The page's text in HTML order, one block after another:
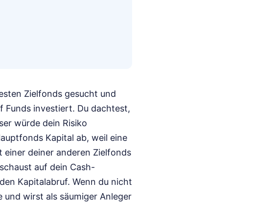
Zielfonds gesucht und
Funds investiert. Du dachtest,
würde dein Risiko
Kapital ab, weil eine
deiner anderen Zielfonds
auf dein Cash-
Kapitalabruf. Wenn du nicht
wirst als säumiger Anleger